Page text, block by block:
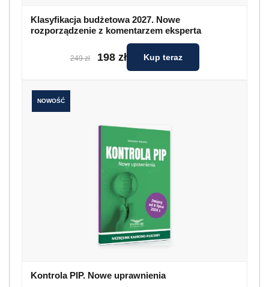
Klasyfikacja budżetowa 2027. Nowe
rozporządzenie z komentarzem eksperta
249 zł 198 zł Kup teraz
NOWOŚĆ
Kontrola PIP. Nowe uprawnienia